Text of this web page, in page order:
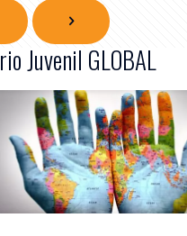
Juvenil GLOBAL